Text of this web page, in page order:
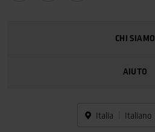
CHI SIAMO
AIUTO
Italia Italiano